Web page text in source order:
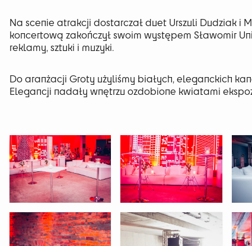
Na scenie atrakcji dostarczał duet Urszuli Dudziak i
koncertową zakończył swoim występem Sławomir
reklamy, sztuki i muzyki.
Do aranżacji Groty użyliśmy białych, eleganckich
Elegancji nadały wnętrzu ozdobione kwiatami